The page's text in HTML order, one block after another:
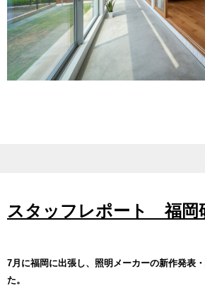
スタッフレポート 福岡
7月に福岡に出張し、照明メーカーの新作発表
た。